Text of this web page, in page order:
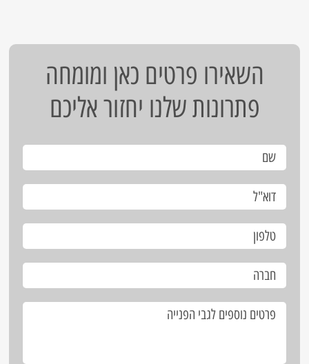
השאירו פרטים כאן ומומחה
פתרונות שלנו יחזור אליכם